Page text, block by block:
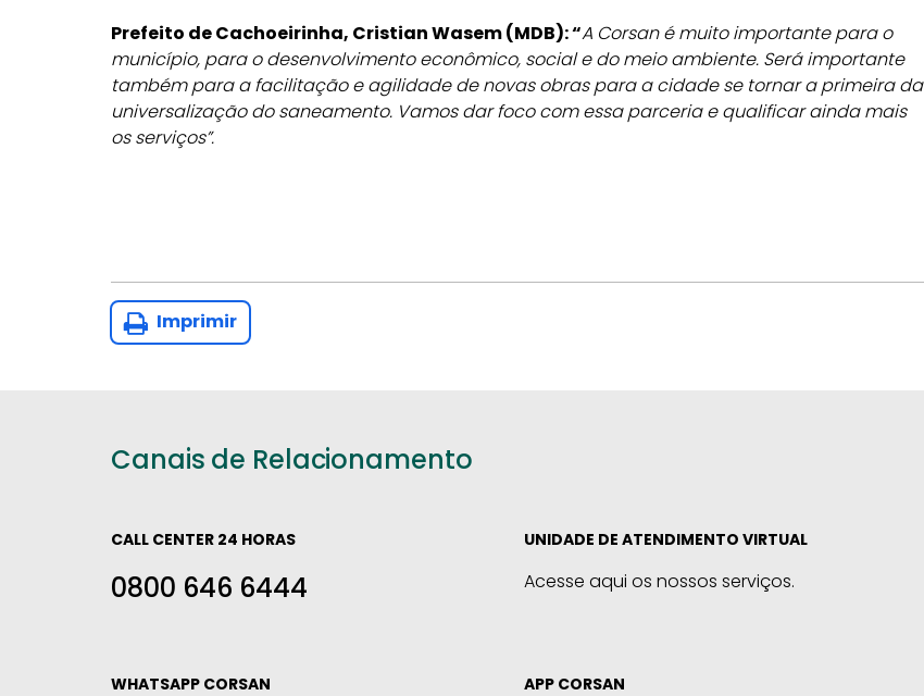
Prefeito de Cachoeirinha, Cristian Wasem (MDB): “A Corsan é muito importante para o
município, para o desenvolvimento econômico, social e do meio ambiente. Será importante
também para a facilitação e agilidade de novas obras para a cidade se tornar a primeira da
universalização do saneamento. Vamos dar foco com essa parceria e qualificar ainda mais
os serviços”.
Imprimir
Canais de Relacionamento
CALL CENTER 24 HORAS
0800 646 6444
UNIDADE DE ATENDIMENTO VIRTUAL
Acesse aqui os nossos serviços.
WHATSAPP CORSAN APP CORSAN